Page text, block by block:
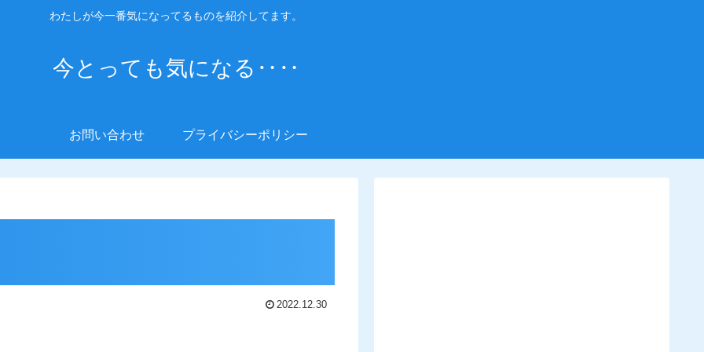
わたしが今一番気になってるものを紹介してます。
今とっても気になる‥‥
お問い合わせ プライバシーポリシー
2022.12.30